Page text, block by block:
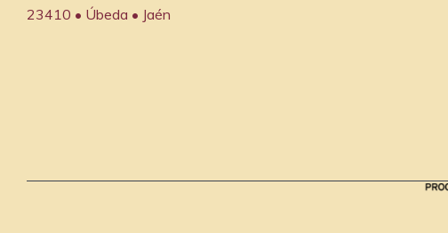
23410 • Úbeda • Jaén